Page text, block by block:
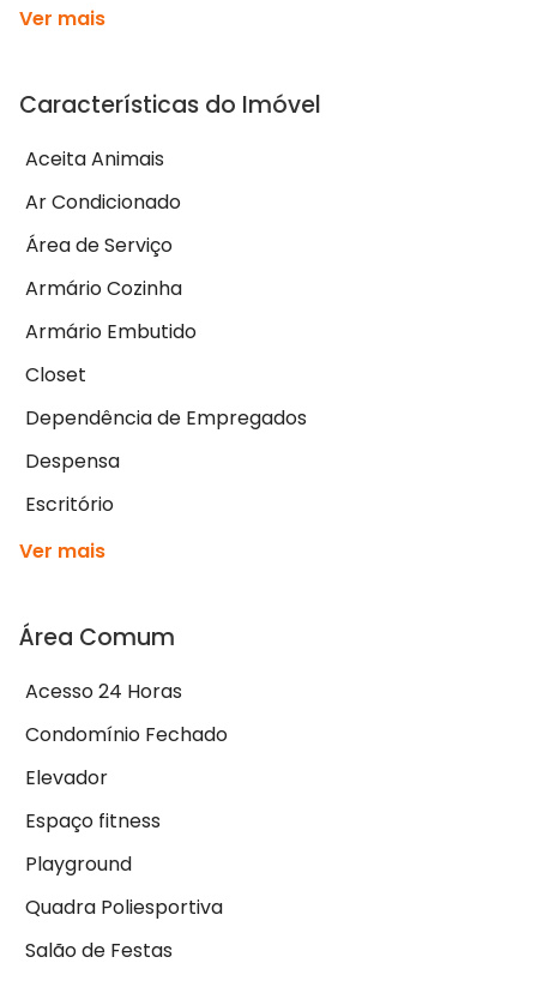
Ver mais
Características do Imóvel
Aceita Animais
Ar Condicionado
Área de Serviço
Armário Cozinha
Armário Embutido
Closet
Dependência de Empregados
Despensa
Escritório
Ver mais
Área Comum
Acesso 24 Horas
Condomínio Fechado
Elevador
Espaço fitness
Playground
Quadra Poliesportiva
Salão de Festas